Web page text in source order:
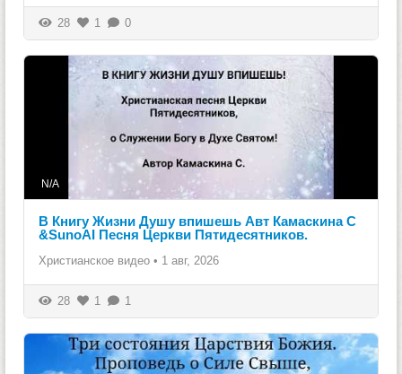
28 1 0
N/A
В Книгу Жизни Душу впишешь Авт Камаскина С
&SunoAI Песня Церкви Пятидесятников.
Христианское видео • 1 авг, 2026
28 1 1